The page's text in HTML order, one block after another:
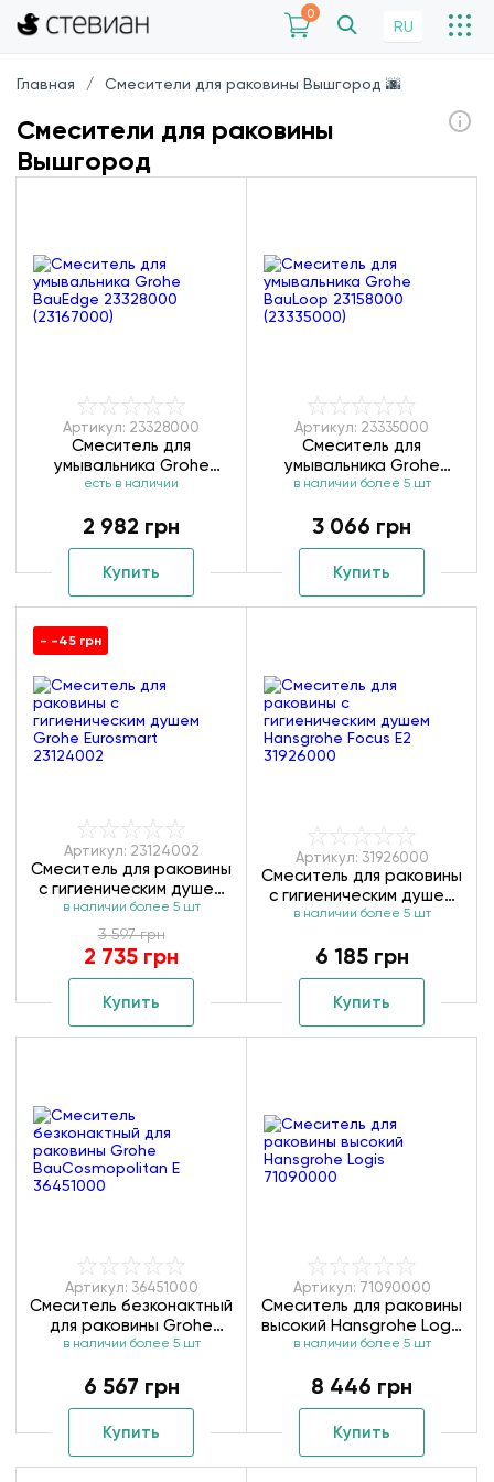
0
RU
Главная Смесители для раковины Вышгород 🌆
Смесители для раковины
Вышгород
Артикул: 23328000
Смеситель для
умывальника Grohe
BauEdge 23328000
есть в наличии
2 982 грн
Купить
Артикул: 23335000
Смеситель для
умывальника Grohe
BauLoop 23158000
в наличии более 5 шт
3 066 грн
Купить
- -45 грн
Артикул: 23124002
Смеситель для раковины
с гигиеническим душем
Grohe Eurosmart
23124002
в наличии более 5 шт
3 597 грн
2 735 грн
Купить
Артикул: 31926000
Смеситель для раковины
с гигиеническим душем
Hansgrohe Focus E2
в наличии более 5 шт
6 185 грн
Купить
Артикул: 36451000
Смеситель безконактный
для раковины Grohe
BauCosmopolitan E
в наличии более 5 шт
6 567 грн
Купить
Артикул: 71090000
Смеситель для раковины
высокий Hansgrohe Logis
71090000
в наличии более 5 шт
8 446 грн
Купить